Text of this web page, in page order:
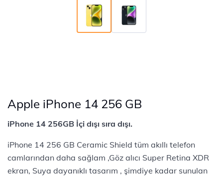
Apple iPhone 14 256 GB
iPhone 14 256GB İçi dışı sıra dışı.
iPhone 14 256 GB Ceramic Shield tüm akıllı telefon
camlarından daha sağlam ,Göz alıcı Super Retina XDR
ekran, Suya dayanıklı tasarım , şimdiye kadar sunulan